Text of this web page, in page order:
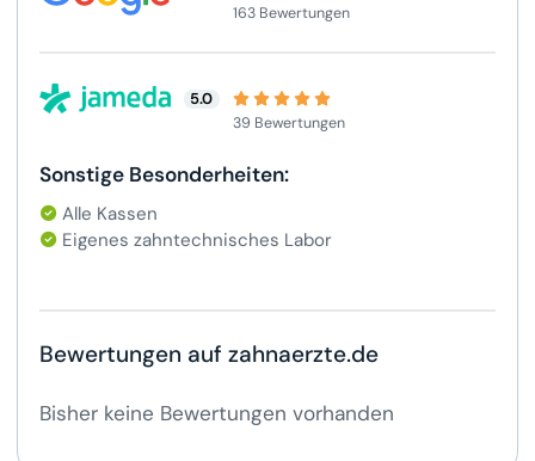
163 Bewertungen
5.0
39 Bewertungen
Sonstige Besonderheiten:
Alle Kassen
Eigenes zahntechnisches Labor
Bewertungen auf zahnaerzte.de
Bisher keine Bewertungen vorhanden